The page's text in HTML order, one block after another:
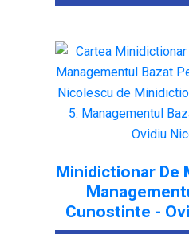
Minidictionar De
Cunostinte -